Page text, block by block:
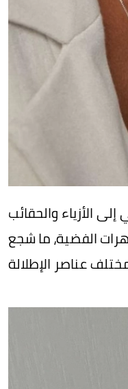
الأزياء والحقائب
الفضية، ما شجع
عناصر الإطلالة